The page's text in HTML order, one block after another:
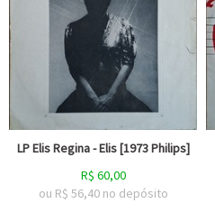
LP Elis Regina - Elis [1973 Philips]
R$ 60,00
ou R$ 56,40 no depósito